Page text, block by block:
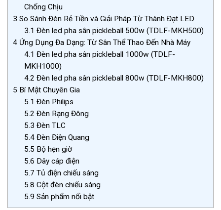
Chống Chịu
3 So Sánh Đèn Rẻ Tiền và Giải Pháp Từ Thành Đạt LED
3.1 Đèn led pha sân pickleball 500w (TDLF-MKH500)
4 Ứng Dụng Đa Dạng: Từ Sân Thể Thao Đến Nhà Máy
4.1 Đèn led pha sân pickleball 1000w (TDLF-
MKH1000)
4.2 Đèn led pha sân pickleball 800w (TDLF-MKH800)
5 Bí Mật Chuyên Gia
5.1 Đèn Philips
5.2 Đèn Rạng Đông
5.3 Đèn TLC
5.4 Đèn Điện Quang
5.5 Bộ hẹn giờ
5.6 Dây cáp điện
5.7 Tủ điện chiếu sáng
5.8 Cột đèn chiếu sáng
5.9 Sản phẩm nổi bật